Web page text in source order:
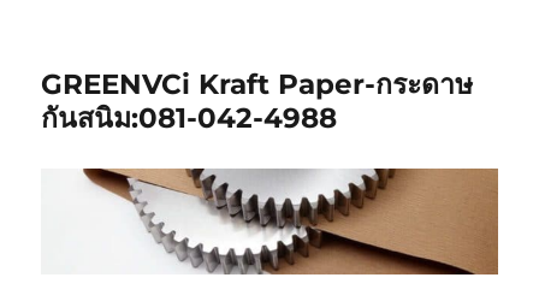
GREENVCi Kraft Paper-กระดาษ
กันสนิม:081-042-4988